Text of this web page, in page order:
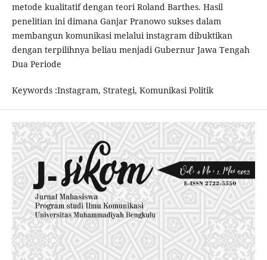
metode kualitatif dengan teori Roland Barthes. Hasil
penelitian ini dimana Ganjar Pranowo sukses dalam
membangun komunikasi melalui instagram dibuktikan
dengan terpilihnya beliau menjadi Gubernur Jawa Tengah
Dua Periode
Keywords :Instagram, Strategi, Komunikasi Politik